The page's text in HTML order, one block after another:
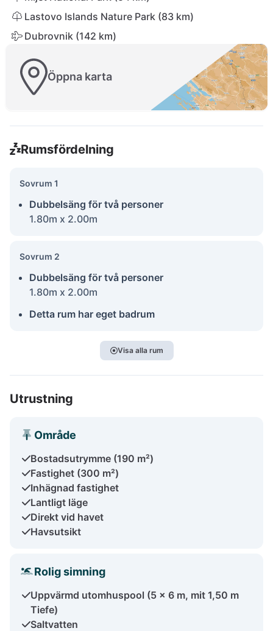
Lastovo Islands Nature Park (83 km)
Dubrovnik (142 km)
Öppna karta
Rumsfördelning
Sovrum 1
Dubbelsäng för två personer
1.80m x 2.00m
Sovrum 2
Dubbelsäng för två personer
1.80m x 2.00m
Detta rum har eget badrum
Visa alla rum
Utrustning
Område
Bostadsutrymme (190 m²)
Fastighet (300 m²)
Inhägnad fastighet
Lantligt läge
Direkt vid havet
Havsutsikt
Rolig simning
Uppvärmd utomhuspool (5 x 6 m, mit 1,50 m
Tiefe)
Saltvatten